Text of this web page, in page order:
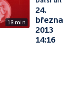
18 min
24.
března
2013
14:16